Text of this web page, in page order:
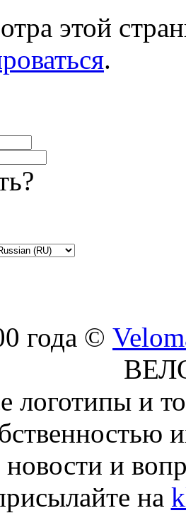
этой
.
года ©
логотипы и
и
на